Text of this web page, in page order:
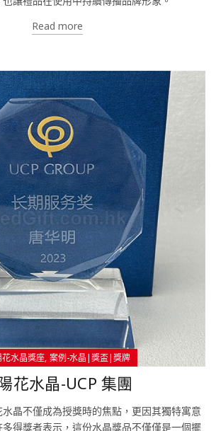
Read more
水晶獎座 案例-水晶|獎盃|獎牌
花水晶-UCP 集團
晶不僅成為授獎時的焦點，更因其獨特寓意
得獎者表示，這份水晶獎品不僅僅是一個擺